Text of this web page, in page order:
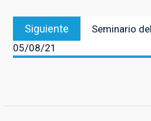
Siguiente
siguiente:
Seminario
05/08/21